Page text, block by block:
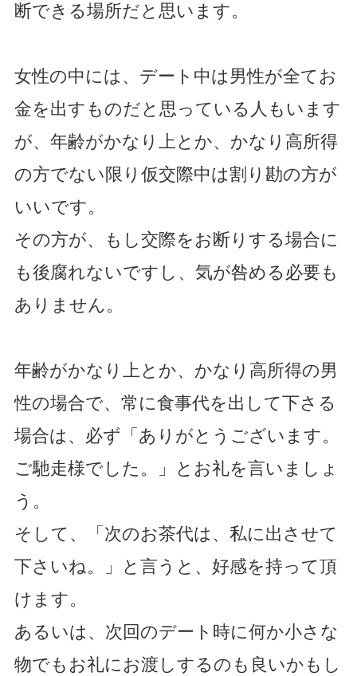
断できる場所だと思います。
女性の中には、デート中は男性が全てお
金を出すものだと思っている人もいます
が、年齢がかなり上とか、かなり高所得
の方でない限り仮交際中は割り勘の方が
いいです。
その方が、もし交際をお断りする場合に
も後腐れないですし、気が咎める必要も
ありません。
年齢がかなり上とか、かなり高所得の男
性の場合で、常に食事代を出して下さる
場合は、必ず「ありがとうございます。
ご馳走様でした。」とお礼を言いましょ
う。
そして、「次のお茶代は、私に出させて
下さいね。」と言うと、好感を持って頂
けます。
あるいは、次回のデート時に何か小さな
物でもお礼にお渡しするのも良いかもし